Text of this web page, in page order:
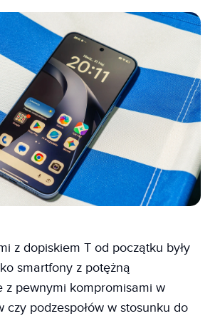
z dopiskiem T od początku były
smartfony z potężną
z pewnymi kompromisami w
czy podzespołów w stosunku do